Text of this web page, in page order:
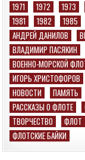
1971 1972 1973
1981
1982 1985
АНДРЕЙ ДАНИЛОВ
ВЛАДИМИР ПАСЯКИН
ВОЕННО-МОРСКОЙ
ИГОРЬ ХРИСТОФОРОВ
НОВОСТИ
ПАМЯТЬ
РАССКАЗЫ О ФЛОТЕ
ТВОРЧЕСТВО
ФЛОТ
ФЛОТСКИЕ БАЙКИ